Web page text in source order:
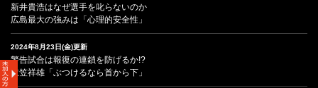
新井貴浩はなぜ選手を叱らないのか
広島最大の強みは「心理的安全性」
2024年8月23日(金)更新
警告試合は報復の連鎖を防げるか!?
衣笠祥雄「ぶつけるなら首から下」